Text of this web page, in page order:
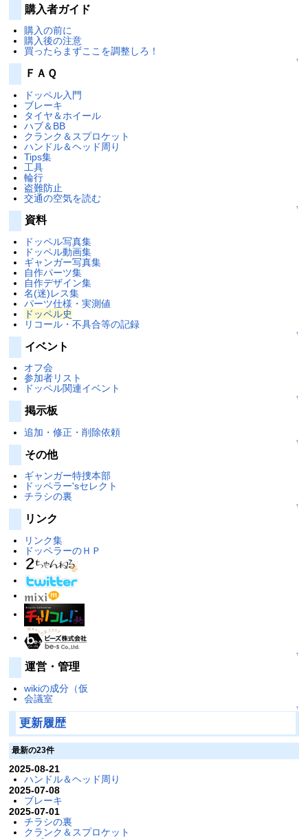
購入者ガイド
購入の前に
購入後の注意
買ったらまずここを調整しろ！
↑
ＦＡＱ
ドッペル入門
ブレーキ
タイヤ＆ホイール
ハブ＆BB
クランク＆スプロケット
ハンドル＆ヘッド周り
Tips集
工具
輪行
盗難防止
交通の空気を読む
↑
資料
ドッペル写真集
ドッペル動画集
ギャンガー写真集
自作パーツ集
自作デザイン集
名(迷)レス集
パーツ仕様・実測値
ドッペル史
リコール・不具合等の記録
↑
イベント
オフ会
参加者リスト
ドッペル関連イベント
↑
掲示板
追加・修正・削除依頼
↑
その他
ギャンガー特捜本部
ドッペラー'sセレクト
チラシの裏
↑
リンク
リンク集
ドッペラーのＨＰ
↑
運営・管理
wikiの成分（仮
会議室
↑
更新履歴
最新の23件
2025-08-21
ハンドル＆ヘッド周り
2025-07-08
ブレーキ
2025-07-01
チラシの裏
クランク＆スプロケット